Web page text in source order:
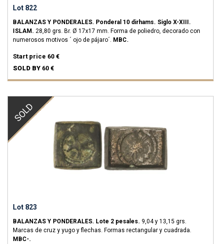
Lot 822
BALANZAS Y PONDERALES. Ponderal 10 dirhams. Siglo X-XIII.
ISLAM. 28,80 grs. Br. Ø 17x17 mm. Forma de poliedro, decorado con
numerosos motivos ´ ojo de pájaro´. MBC.
Start price 60 €
SOLD BY 60 €
SOLD
Lot 823
BALANZAS Y PONDERALES. Lote 2 pesales. 9,04 y 13,15 grs.
Marcas de cruz y yugo y flechas. Formas rectangular y cuadrada.
MBC-.